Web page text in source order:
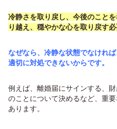
冷静さを取り戻し、今後のこと
り越え、穏やかな心を取り戻す必
なぜなら、冷静な状態でなけれ
適切に対処できないからです。
例えば、離婚届にサインする、
のことについて決めるなど、重
あります。